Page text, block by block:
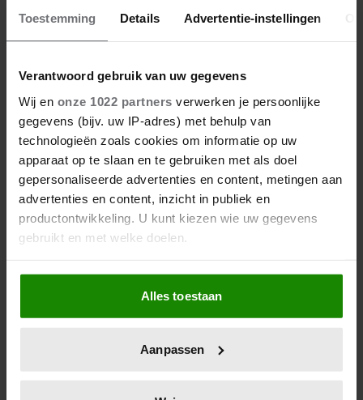
Toestemming Details Advertentie-instellingen
Verantwoord gebruik van uw gegevens
Wij en onze 1022 partners verwerken je persoonlijke
gegevens (bijv. uw IP-adres) met behulp van
technologieën zoals cookies om informatie op uw
apparaat op te slaan en te gebruiken met als doel
gepersonaliseerde advertenties en content, metingen aan
advertenties en content, inzicht in publiek en
productontwikkeling. U kunt kiezen wie uw gegevens
gebruikt en met welke doelen.
Als u het toestaat, willen we ook graag:
Informatie verzamelen over uw geografische
locatie, die tot een paar meter nauwkeurig kan zijn
scannen op specifieke eigenschappen (fingerprinting)
Alles toestaan
Aanpassen
27 april 2026
KONING WILLEM-ALEXANDER
PORTRETTEN DOOR DE JAREN
HEEN
27 april 2026
DOKKUM PAKT UIT VOOR
KONINGSPAAR TIJDENS
KONINGSDAG 2026